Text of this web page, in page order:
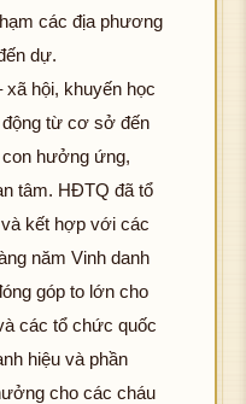
các địa phương
dự.
xã hội, khuyến học
từ cơ sở đến
hưởng ứng,
tâm. HĐTQ đã tổ
kết hợp với các
năm Vinh danh
góp to lớn cho
các tổ chức quốc
hiệu và phần
cho các cháu